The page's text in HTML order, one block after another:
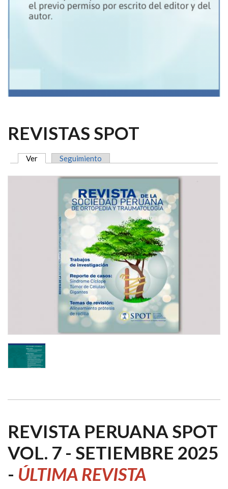
REVISTAS SPOT
SOLAPAS PRINCIPALES
Ver (solapa activa)
Seguimiento
REVISTA PERUANA SPOT
VOL. 7 - SETIEMBRE 2025
- ÚLTIMA REVISTA